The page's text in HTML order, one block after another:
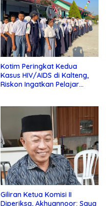
Kotim Peringkat Kedua
Kasus HIV/AIDS di Kalteng,
Riskon Ingatkan Pelajar
Giliran Ketua Komisi II
Diperiksa, Akhyannoor: Saya